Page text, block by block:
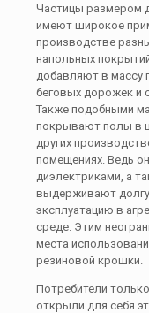
Частицы размером
имеют широкое
производстве
напольных
добавляют в массу
беговых дорожек и
Также подобными
покрывают полы в
других
помещениях. Ведь
диэлектриками, а
выдерживают
эксплуатацию в
среде. Этим
места
резиновой крошки.
Потребители
открыли для себя